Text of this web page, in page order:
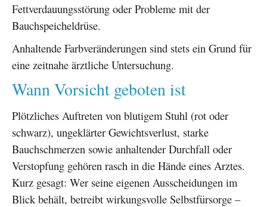
Fettverdauungsstörung oder Probleme mit der
Bauchspeicheldrüse.
Anhaltende Farbveränderungen sind stets ein Grund für
eine zeitnahe ärztliche Untersuchung.
Wann Vorsicht geboten ist
Plötzliches Auftreten von blutigem Stuhl (rot oder
schwarz), ungeklärter Gewichtsverlust, starke
Bauchschmerzen sowie anhaltender Durchfall oder
Verstopfung gehören rasch in die Hände eines Arztes.
Kurz gesagt: Wer seine eigenen Ausscheidungen im
Blick behält, betreibt wirkungsvolle Selbstfürsorge –